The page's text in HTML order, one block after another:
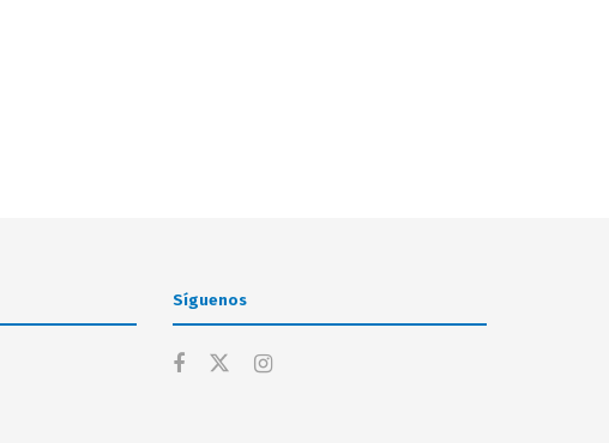
Síguenos